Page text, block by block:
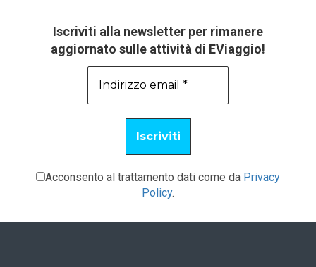
Iscriviti alla newsletter per rimanere
aggiornato sulle attività di EViaggio!
Acconsento al trattamento dati come da Privacy
Policy.